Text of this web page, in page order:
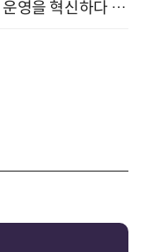
[올쇼TV] AI 인프라를 관측하고, AI로 운영을 혁신하다 (8월 11일 생방송)